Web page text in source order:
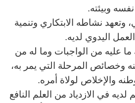
نفسه وبيئته.
وتعهد نشاطه الابتكاري وتنمية
اليدوي لديه.
ما عليه من الواجبات وما له من
وخصائص المرحلة التي يمر به،
والإخلاص لولاة أمره.
لديه في الازدياد من العلم النافع